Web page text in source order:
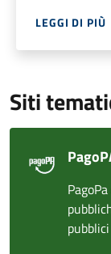
LEGGI DI PIÙ
Siti